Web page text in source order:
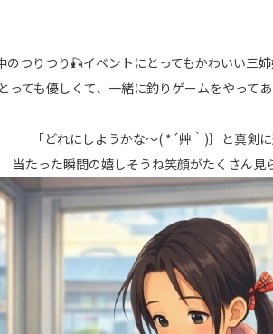
のつりつり🎣イベントにとってもかわいい三
っても優しくて、一緒に釣りゲームをやって
「どれにしようかな～( *´艸｀)｝と真剣
当たった瞬間の嬉しそうね笑顔がたくさん見